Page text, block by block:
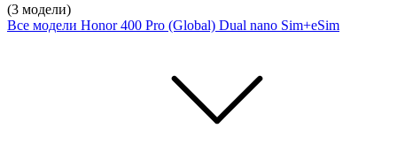
(3 модели)
Все модели Honor 400 Pro (Global) Dual nano Sim+eSim